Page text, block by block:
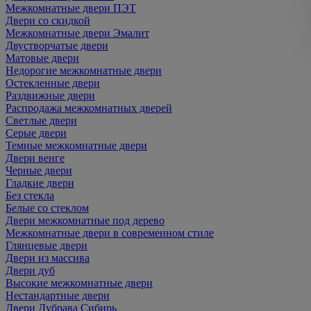
Межкомнатные двери ПЭТ
Двери со скидкой
Межкомнатные двери Эмалит
Двустворчатые двери
Матовые двери
Недорогие межкомнатные двери
Остекленные двери
Раздвижные двери
Распродажа межкомнатных дверей
Светлые двери
Серые двери
Темные межкомнатные двери
Двери венге
Черные двери
Гладкие двери
Без стекла
Белые со стеклом
Двери межкомнатные под дерево
Межкомнатные двери в современном стиле
Глянцевые двери
Двери из массива
Двери дуб
Высокие межкомнатные двери
Нестандартные двери
Двери Дубрава Сибирь